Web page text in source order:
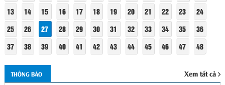
13
14 15 16 17 18 19 20 21 22 23
24
25
26 27 28 29 30 31 32 33 34 35
36
37
38 39 40 41 42 43 44 45 46 47 48
THÔNG BÁO Xem tất cả